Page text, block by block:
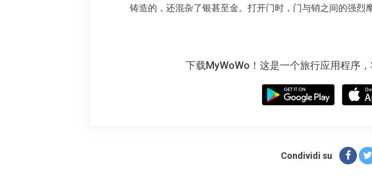
铸造的，还混杂了银甚至金。打开门时，门与销之间的强烈
下载MyWoWo！这是一个旅行应用程序
Condividi su